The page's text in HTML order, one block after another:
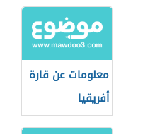
معلومات عن قارة
أفريقيا